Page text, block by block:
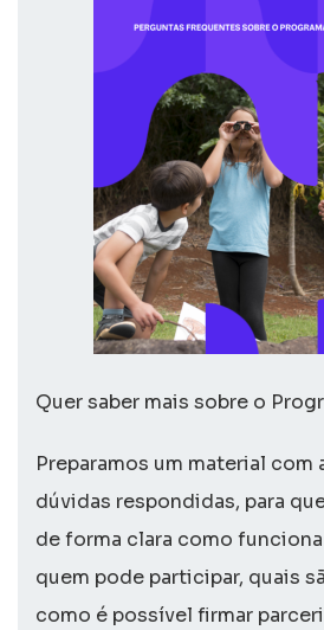
Quer saber mais sobre o
Preparamos um material com
dúvidas respondidas, para
de forma clara como
quem pode participar, quais
como é possível firmar